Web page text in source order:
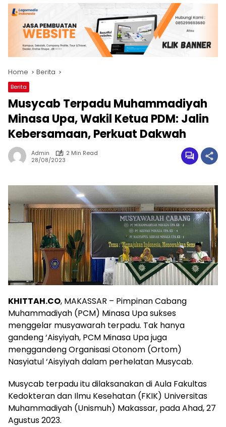
Home Berita
Berita
Musycab Terpadu Muhammadiyah
Minasa Upa, Wakil Ketua PDM: Jalin
Kebersamaan, Perkuat Dakwah
Admin
2 Min Read
28/08/2023
KHITTAH.CO, MAKASSAR – Pimpinan Cabang
Muhammadiyah (PCM) Minasa Upa sukses
menggelar musyawarah terpadu. Tak hanya
gandeng ‘Aisyiyah, PCM Minasa Upa juga
menggandeng Organisasi Otonom (Ortom)
Nasyiatul ‘Aisyiyah dalam perhelatan Musycab.
Musycab terpadu itu dilaksanakan di Aula Fakultas
Kedokteran dan Ilmu Kesehatan (FKIK) Universitas
Muhammadiyah (Unismuh) Makassar, pada Ahad, 27
Agustus 2023.